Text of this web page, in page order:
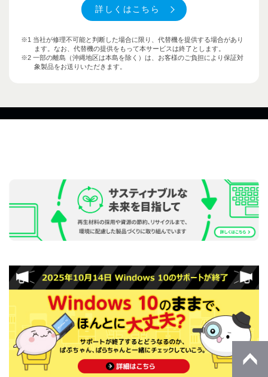
詳しくはこちら
※1 当社が修理不可能と判断した場合に限り、代替機を提供する場合があり
ます。なお、代替機の提供をもって本サービスは終了とします。
※2 一部の離島（沖縄地区は本島を除く）は、お客様のご負担により保証対
象製品をお送りいただきます。